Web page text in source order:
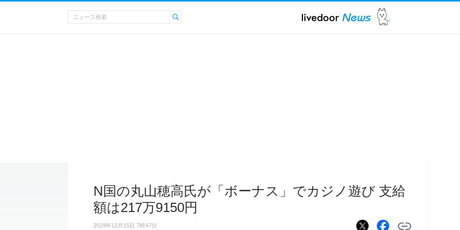
N国の丸山穂高氏が「ボーナス」でカジノ遊び 支給
額は217万9150円
2019年12月15日 7時47分